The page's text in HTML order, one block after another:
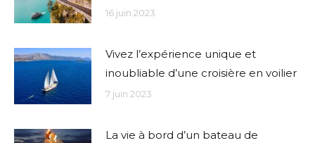
16 juin 2023
Vivez l’expérience unique et
inoubliable d’une croisière en voilier
7 juin 2023
La vie à bord d’un bateau de